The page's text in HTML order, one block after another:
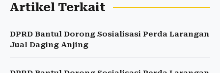
Artikel Terkait
DPRD Bantul Dorong Sosialisasi Perda Larangan
Jual Daging Anjing